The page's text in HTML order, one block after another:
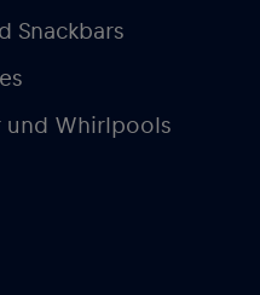
Snackbars
und Whirlpools